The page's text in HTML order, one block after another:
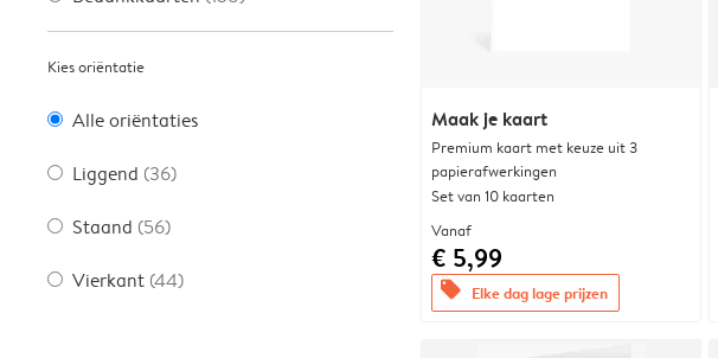
Kies oriëntatie
Alle oriëntaties
Liggend (36)
Staand (56)
Vierkant (44)
Maak je kaart
Premium kaart met keuze uit 3
papierafwerkingen
Set van 10 kaarten
Vanaf
€ 5,99
offers Elke dag lage prijzen